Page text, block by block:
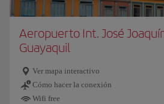
Aeropuerto Int. José
Guayaquil
Ver mapa interactivo
Cómo hacer la conexión
Wifi free